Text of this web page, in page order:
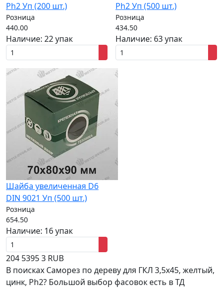
Ph2 Уп (200 шт.)
Розница
440.00
Наличие: 22 упак
Ph2 Уп (500 шт.)
Розница
434.50
Наличие: 63 упак
Шайба увеличенная D6
DIN 9021 Уп (500 шт.)
Розница
654.50
Наличие: 16 упак
204 53953 RUB
В поисках Саморез по дереву для ГКЛ 3,5x45, желтый,
цинк, Ph2? Большой выбор фасовок есть в ТД